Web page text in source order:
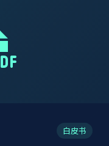
白皮书